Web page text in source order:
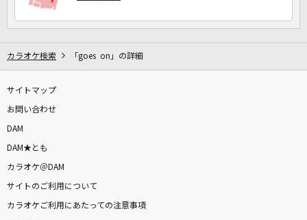
カラオケ検索 「goes on」の詳細
サイトマップ
お問い合わせ
DAM
DAM★とも
カラオケ＠DAM
サイトのご利用について
カラオケご利用にあたっての注意事項